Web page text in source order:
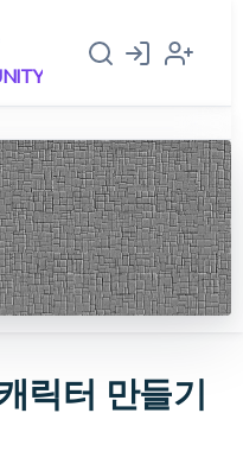
릭터 만들기